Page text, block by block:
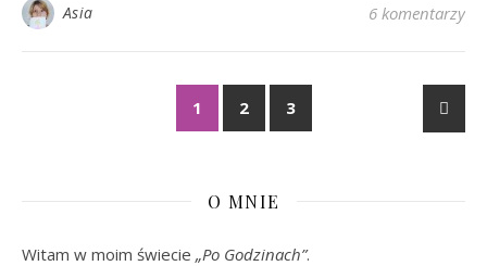
Asia 6 komentarzy
1 2 3
O MNIE
Witam w moim świecie „Po Godzinach”.